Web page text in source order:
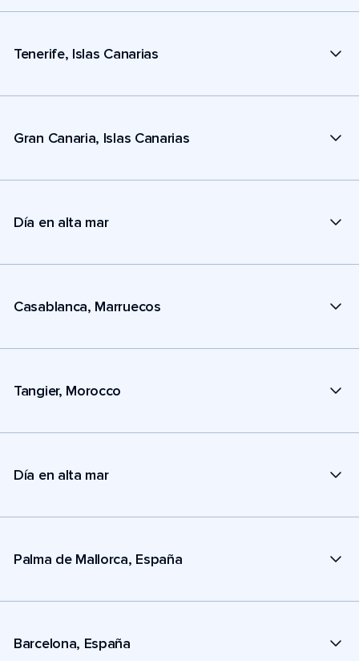
Tenerife, Islas Canarias
Gran Canaria, Islas Canarias
Día en alta mar
Casablanca, Marruecos
Tangier, Morocco
Día en alta mar
Palma de Mallorca, España
Barcelona, España